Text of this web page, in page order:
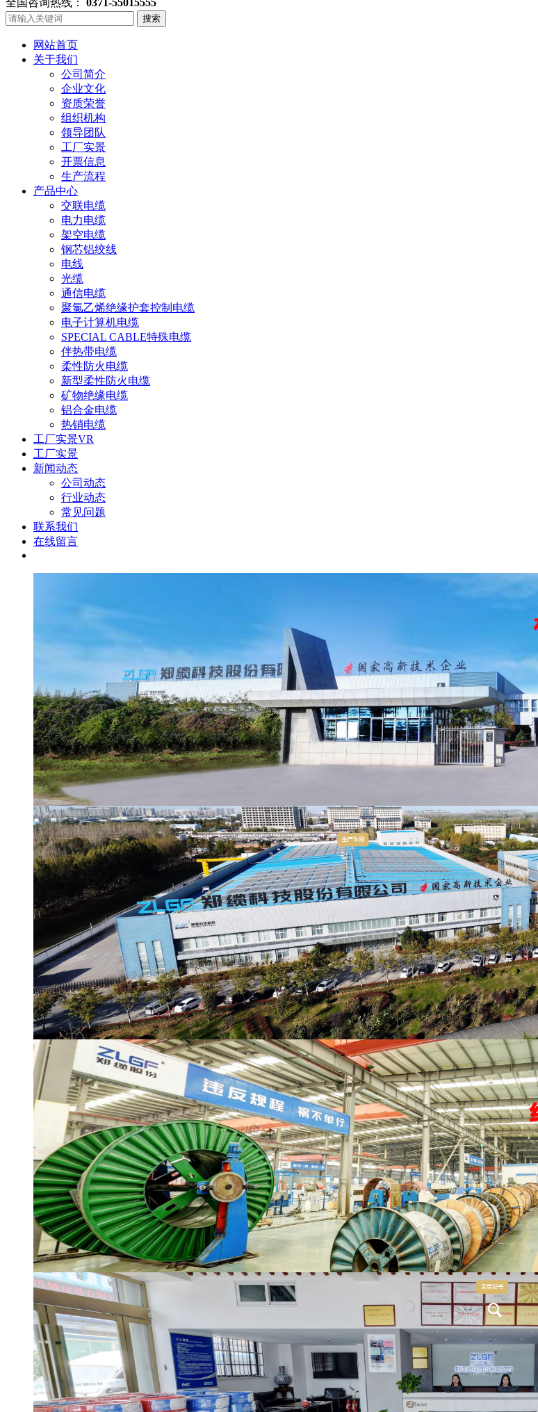
全国咨询热线： 0371-55015555
搜索
网站首页
关于我们
公司简介
企业文化
资质荣誉
组织机构
领导团队
工厂实景
开票信息
生产流程
产品中心
交联电缆
电力电缆
架空电缆
钢芯铝绞线
电线
光缆
通信电缆
聚氯乙烯绝缘护套控制电缆
电子计算机电缆
SPECIAL CABLE特殊电缆
伴热带电缆
柔性防火电缆
新型柔性防火电缆
矿物绝缘电缆
铝合金电缆
热销电缆
工厂实景VR
工厂实景
新闻动态
公司动态
行业动态
常见问题
联系我们
在线留言